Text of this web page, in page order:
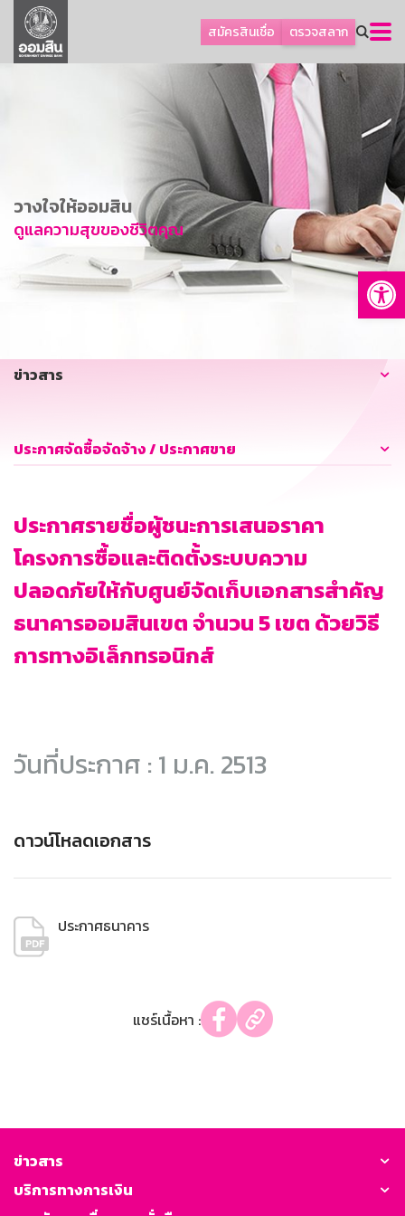
สมัครสินเชื่อ ตรวจสลาก
ลูกค้าธุรกิจ
ลูกค้าผู้ประกอบรายย่อย
การพัฒนาที่ยั่งยืน
ข่าวสาร
บริการทางการเงิน
อื่นๆ
วางใจให้ออมสิน
ดูแลความสุขของชีวิตคุณ
ข่าวสาร
ประกาศจัดซื้อจัดจ้าง / ประกาศขาย
ประกาศรายชื่อผู้ชนะการเสนอราคา
โครงการซื้อและติดตั้งระบบความ
ปลอดภัยให้กับศูนย์จัดเก็บเอกสารสำคัญ
ธนาคารออมสินเขต จำนวน 5 เขต ด้วยวิธี
การทางอิเล็กทรอนิกส์
วันที่ประกาศ : 1 ม.ค. 2513
ดาวน์โหลดเอกสาร
ประกาศธนาคาร
แชร์เนื้อหา :
ข่าวสาร
บริการทางการเงิน